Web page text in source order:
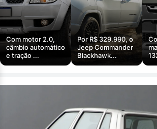
Com motor 2.0,
câmbio automático
e tração ...
Por R$ 329.990, o
Jeep Commander
Blackhawk...